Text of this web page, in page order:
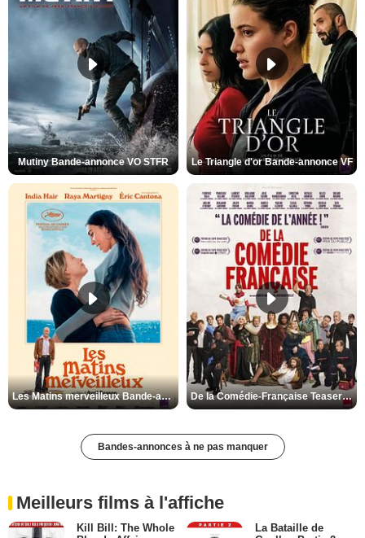
Mutiny Bande-annonce VO STFR Le Triangle d'or Bande-annonce VF
Les Matins merveilleux Bande-annonce VF De la Comédie-Française Teaser VF
Bandes-annonces à ne pas manquer
Meilleurs films à l'affiche
Kill Bill: The Whole
La Bataille de